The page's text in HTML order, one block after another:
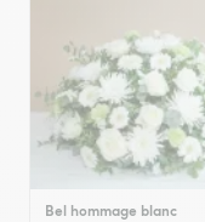
Bel hommage blanc